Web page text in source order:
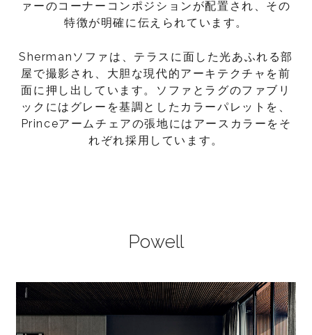
ァーのコーナーコンポジションが配置され、その
特徴が明確に伝えられています。
Shermanソファは、テラスに面した光あふれる部
屋で撮影され、大胆な現代的アーキテクチャを前
面に押し出しています。ソファとラグのファブリ
ックにはグレーを基調としたカラーパレットを、
Princeアームチェアの張地にはアースカラーをそ
れぞれ採用しています。
Powell